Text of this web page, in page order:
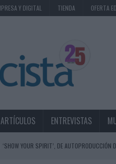
Y DIGITAL TIENDA OFERTA
ARTÍCULOS ENTREVISTAS
‘SHOW YOUR SPIRIT’, DE AUTOPRODUCCIÓN